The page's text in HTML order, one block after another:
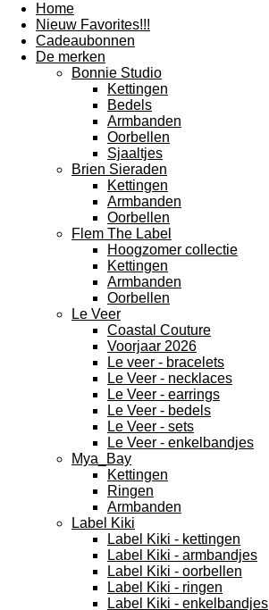
Home
Nieuw Favorites!!!
Cadeaubonnen
De merken
Bonnie Studio
Kettingen
Bedels
Armbanden
Oorbellen
Sjaaltjes
Brien Sieraden
Kettingen
Armbanden
Oorbellen
Flem The Label
Hoogzomer collectie
Kettingen
Armbanden
Oorbellen
Le Veer
Coastal Couture
Voorjaar 2026
Le veer - bracelets
Le Veer - necklaces
Le Veer - earrings
Le Veer - bedels
Le Veer - sets
Le Veer - enkelbandjes
Mya_Bay
Kettingen
Ringen
Armbanden
Label Kiki
Label Kiki - kettingen
Label Kiki - armbandjes
Label Kiki - oorbellen
Label Kiki - ringen
Label Kiki - enkelbandjes